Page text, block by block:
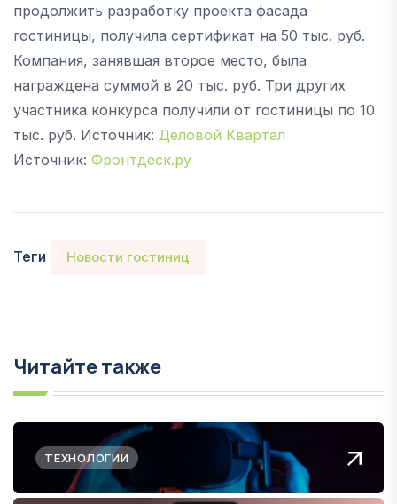
продолжить разработку проекта фасада
гостиницы, получила сертификат на 50 тыс. руб.
Компания, занявшая второе место, была
награждена суммой в 20 тыс. руб. Три других
участника конкурса получили от гостиницы по 10
тыс. руб. Источник: Деловой Квартал
Источник: Фронтдеск.ру
Теги Новости гостиниц
Читайте также
ТЕХНОЛОГИИ